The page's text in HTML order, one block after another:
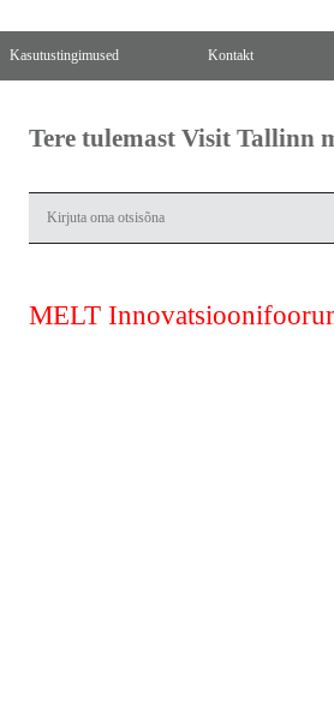
Kasutustingimused Kontakt
Tere tulemast Visit Tallinn
MELT